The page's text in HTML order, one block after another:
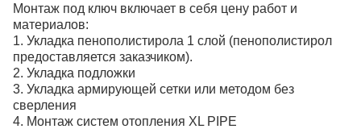
Монтаж под ключ включает в себя цену работ и
материалов:
1. Укладка пенополистирола 1 слой (пенополистирол
предоставляется заказчиком).
2. Укладка подложки
3. Укладка армирующей сетки или методом без
сверления
4. Монтаж систем отопления XL PIPE